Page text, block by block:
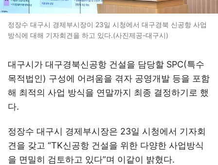
정장수 대구시 경제부시장이 23일 시청에서 대구경북 신공항 사업
방식에 대해 기자회견을 하고 있다.(사진제공-대구시)
대구시가 대구경북신공항 건설을 담당할 SPC(특수
목적법인) 구성에 어려움을 겪자 공영개발 등을 포함
해 최적의 사업 방식을 연말까지 최종 결정하기로 했
다.
정장수 대구시 경제부시장은 23일 시청에서 기자회
견을 갖고 “TK신공항 건설을 위한 다양한 사업방식
을 면밀히 검토하고 있다”며 이같이 밝혔다.